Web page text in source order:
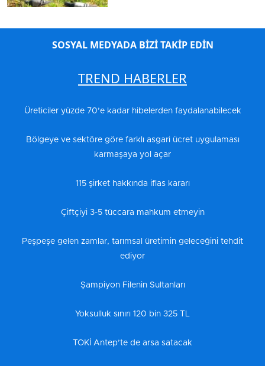
SOSYAL MEDYADA BİZİ TAKİP EDİN
TREND HABERLER
Üreticiler yüzde 70’e kadar hibelerden faydalanabilecek
Bölgeye ve sektöre göre farklı asgari ücret uygulaması
karmaşaya yol açar
115 şirket hakkında iflas kararı
Çiftçiyi 3-5 tüccara mahkum etmeyin
Peşpeşe gelen zamlar, tarımsal üretimin geleceğini tehdit
ediyor
Şampiyon Filenin Sultanları
Yoksulluk sınırı 120 bin 325 TL
TOKİ Antep’te de arsa satacak